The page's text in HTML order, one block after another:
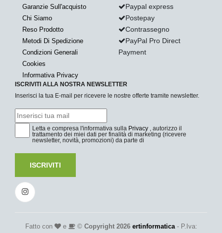
Garanzie Sull'acquisto
Chi Siamo
Reso Prodotto
Metodi Di Spedizione
Condizioni Generali
Cookies
Informativa Privacy
Paypal express
Postepay
Contrassegno
PayPal Pro Direct
Payment
ISCRIVITI ALLA NOSTRA NEWSLETTER
Inserisci la tua E-mail per ricevere le nostre offerte tramite newsletter.
Letta e compresa l'informativa sulla Privacy , autorizzo il
trattamento dei miei dati per finalità di marketing (ricevere
newsletter, novità, promozioni) da parte di
ISCRIVITI
Fatto con e © Copyright 2026 ertinformatica- P.Iva: